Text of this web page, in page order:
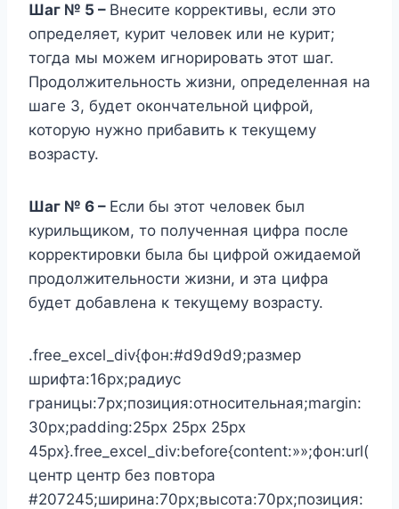
Шаг № 5 – Внесите коррективы, если это
определяет, курит человек или не курит;
тогда мы можем игнорировать этот шаг.
Продолжительность жизни, определенная на
шаге 3, будет окончательной цифрой,
которую нужно прибавить к текущему
возрасту.
Шаг № 6 – Если бы этот человек был
курильщиком, то полученная цифра после
корректировки была бы цифрой ожидаемой
продолжительности жизни, и эта цифра
будет добавлена ​​к текущему возрасту.
.free_excel_div{фон:#d9d9d9;размер
шрифта:16px;радиус
границы:7px;позиция:относительная;margin:
30px;padding:25px 25px 25px
45px}.free_excel_div:before{content:»»;фон:url(
центр центр без повтора
#207245;ширина:70px;высота:70px;позиция: